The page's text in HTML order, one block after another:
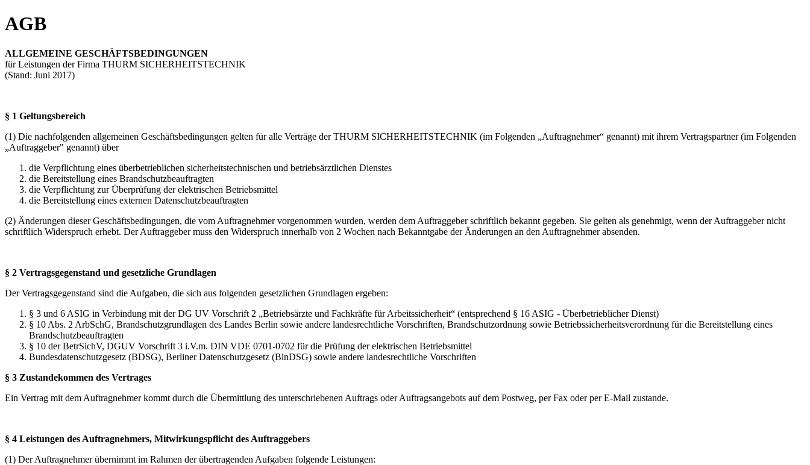
AGB
ALLGEMEINE GESCHÄFTSBEDINGUNGEN
für Leistungen der Firma THURM SICHERHEITSTECHNIK
(Stand: Juni 2017)
§ 1 Geltungsbereich
(1) Die nachfolgenden allgemeinen Geschäftsbedingungen gelten für alle Verträge der THURM SICHERHEITSTECHNIK (im Folgenden „Auftragnehmer“ genannt) mit ihrem Vertragspartner (im Folgenden
„Auftraggeber" genannt) über
die Verpflichtung eines überbetrieblichen sicherheitstechnischen und betriebsärztlichen Dienstes
die Bereitstellung eines Brandschutzbeauftragten
die Verpflichtung zur Überprüfung der elektrischen Betriebsmittel
die Bereitstellung eines externen Datenschutzbeauftragten
(2) Änderungen dieser Geschäftsbedingungen, die vom Auftragnehmer vorgenommen wurden, werden dem Auftraggeber schriftlich bekannt gegeben. Sie gelten als genehmigt, wenn der Auftraggeber nicht
schriftlich Widerspruch erhebt. Der Auftraggeber muss den Widerspruch innerhalb von 2 Wochen nach Bekanntgabe der Änderungen an den Auftragnehmer absenden.
§ 2 Vertragsgegenstand und gesetzliche Grundlagen
Der Vertragsgegenstand sind die Aufgaben, die sich aus folgenden gesetzlichen Grundlagen ergeben:
§ 3 und 6 ASIG in Verbindung mit der DG UV Vorschrift 2 „Betriebsärzte und Fachkräfte für Arbeitssicherheit“ (entsprechend § 16 ASIG - Überbetrieblicher Dienst)
§ 10 Abs. 2 ArbSchG, Brandschutzgrundlagen des Landes Berlin sowie andere landesrechtliche Vorschriften, Brandschutzordnung sowie Betriebssicherheitsverordnung für die Bereitstellung eines
Brandschutzbeauftragten
§ 10 der BetrSichV, DGUV Vorschrift 3 i.V.m. DIN VDE 0701-0702 für die Prüfung der elektrischen Betriebsmittel
Bundesdatenschutzgesetz (BDSG), Berliner Datenschutzgesetz (BlnDSG) sowie andere landesrechtliche Vorschriften
§ 3 Zustandekommen des Vertrages
Ein Vertrag mit dem Auftragnehmer kommt durch die Übermittlung des unterschriebenen Auftrags oder Auftragsangebots auf dem Postweg, per Fax oder per E-Mail zustande.
§ 4 Leistungen des Auftragnehmers, Mitwirkungspflicht des Auftraggebers
(1) Der Auftragnehmer übernimmt im Rahmen der übertragenden Aufgaben folgende Leistungen: